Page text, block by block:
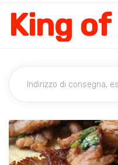
King